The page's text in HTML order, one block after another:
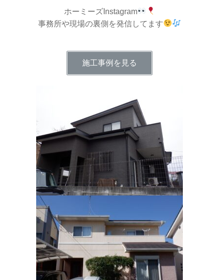
ホーミーズInstagram
事務所や現場の裏側を発信してます
施工事例を見る